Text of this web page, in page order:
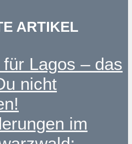
ARTIKEL
Lagos – das
nicht
im